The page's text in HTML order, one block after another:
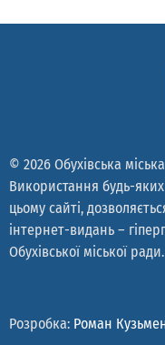
© 2026 Обухівська
Використання будь-
цьому сайті,
інтернет-видань –
Обухівської міської ради.
Розробка: Роман